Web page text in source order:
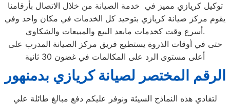
توكيل كريازي مميز في خدمة الصيانة من خلال الاتصال بأرقامنا
يقوم مركز صيانة كريازي بتوحيد كل الخدمات في مكان واحد وفي
أسرع وقت كخدمات مابعد البيع والمبيعات والشكاوي.
حتى في أوقات الذروة يستطيع فريق مركز الصيانة المدرب على
أعلى مستوى الرد على المكالمات في غضون 30 ثانية
الرقم المختصر لصيانة كريازي بدمنهور
لتفادي هذه النماذج السيئة ونوفر عليكم دفع مبالغ طائلة علي